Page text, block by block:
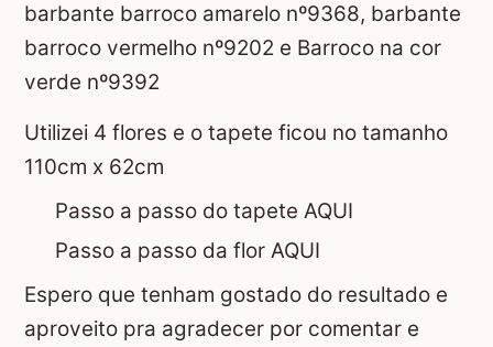
barbante barroco amarelo nº9368, barbante
barroco vermelho nº9202 e Barroco na cor
verde nº9392
Utilizei 4 flores e o tapete ficou no tamanho
110cm x 62cm
Passo a passo do tapete AQUI
Passo a passo da flor AQUI
Espero que tenham gostado do resultado e
aproveito pra agradecer por comentar e